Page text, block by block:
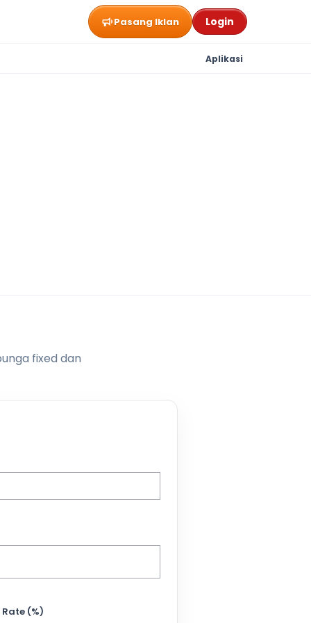
Pasang Iklan Login
Aplikasi
fixed dan
(%)